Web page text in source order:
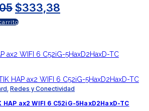
El
precio
original
$400,05.
$333,38
$333,38.
, Redes y Conectividad
HAP ax2 WIFI 6 C52iG-5HaxD2HaxD-TC